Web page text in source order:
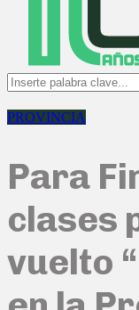
Search
for:
PROVINCIA
Para
clases
vuelto